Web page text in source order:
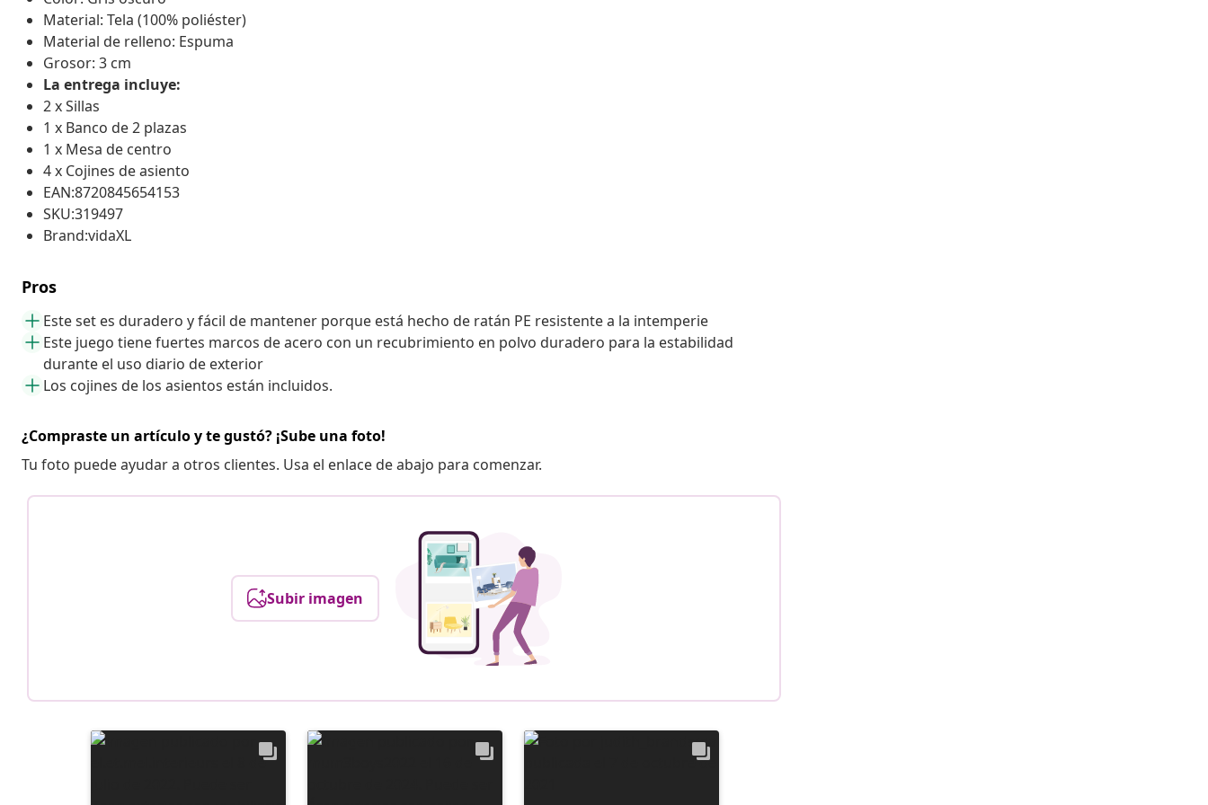
Material: Tela (100% poliéster)
Material de relleno: Espuma
Grosor: 3 cm
La entrega incluye:
2 x Sillas
1 x Banco de 2 plazas
1 x Mesa de centro
4 x Cojines de asiento
EAN:8720845654153
SKU:319497
Brand:vidaXL
Pros
Este set es duradero y fácil de mantener porque está hecho de ratán PE resistente a la intemperie
Este juego tiene fuertes marcos de acero con un recubrimiento en polvo duradero para la estabilidad
durante el uso diario de exterior
Los cojines de los asientos están incluidos.
¿Compraste un artículo y te gustó? ¡Sube una foto!
Tu foto puede ayudar a otros clientes. Usa el enlace de abajo para comenzar.
Subir imagen